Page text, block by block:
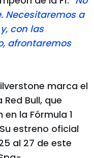
Necesitaremos a
con las
afrontaremos
marca el
Bull, que
la Fórmula 1
estreno oficial
al 27 de este